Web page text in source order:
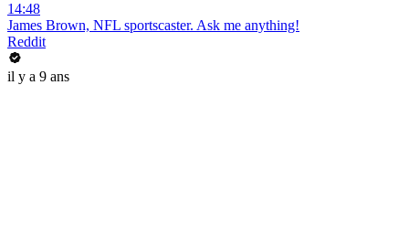
14:48
James Brown, NFL sportscaster. Ask me anything!
Reddit
il y a 9 ans